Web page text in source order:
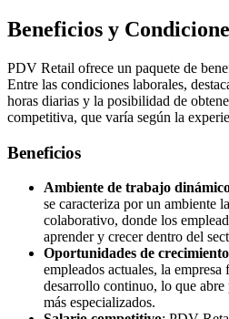
Beneficios y
PDV Retail ofrece un paquete de
Entre las condiciones laborales,
horas diarias y la posibilidad de
competitiva, que varía según la
Beneficios
Ambiente de trabajo
se caracteriza por un ambiente
colaborativo, donde los
aprender y crecer dentro del
Oportunidades de crecimiento
empleados actuales, la
desarrollo continuo, lo que abre
más especializados.